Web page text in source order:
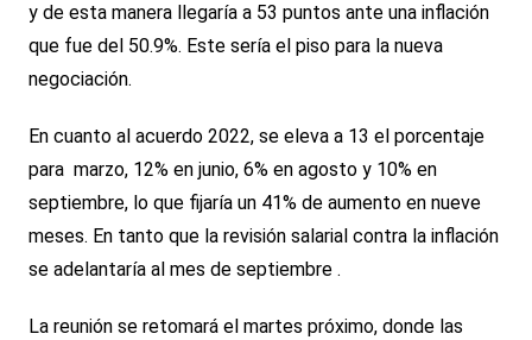
y de esta manera llegaría a 53 puntos ante una inflación
que fue del 50.9%. Este sería el piso para la nueva
negociación.
En cuanto al acuerdo 2022, se eleva a 13 el porcentaje
para marzo, 12% en junio, 6% en agosto y 10% en
septiembre, lo que fijaría un 41% de aumento en nueve
meses. En tanto que la revisión salarial contra la inflación
se adelantaría al mes de septiembre .
La reunión se retomará el martes próximo, donde las